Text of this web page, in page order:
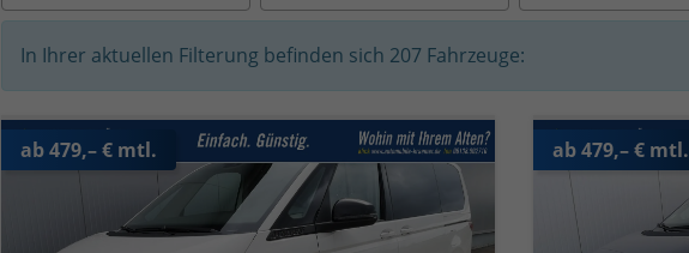
In Ihrer aktuellen Filterung befinden sich 207 Fahrzeuge:
ab 479,– € mtl. ab 479,– € mtl.